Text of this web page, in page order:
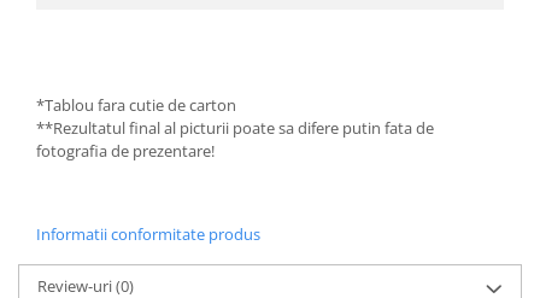
*Tablou fara cutie de carton
**Rezultatul final al picturii poate sa difere putin fata de
fotografia de prezentare!
Informatii conformitate produs
Review-uri(0)